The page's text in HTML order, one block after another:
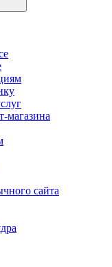
магазина
сайта